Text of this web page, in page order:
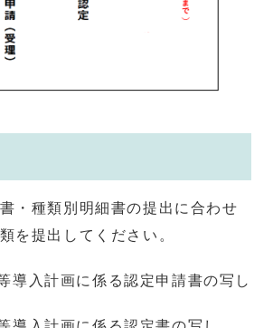
・種類別明細書の提出に合わせ
を提出してください。
導入計画に係る認定申請書の写し